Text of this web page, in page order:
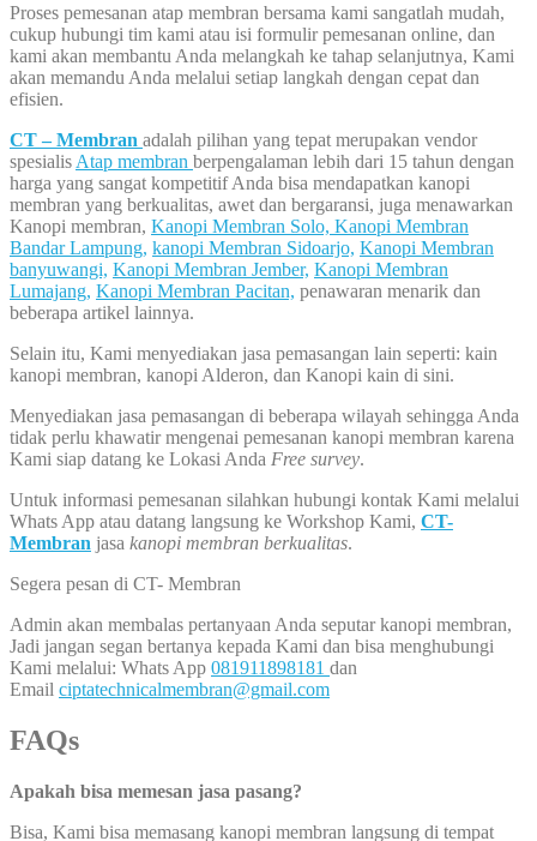
Proses pemesanan atap membran bersama kami sangatlah mudah,
cukup hubungi tim kami atau isi formulir pemesanan online, dan
kami akan membantu Anda melangkah ke tahap selanjutnya, Kami
akan memandu Anda melalui setiap langkah dengan cepat dan
efisien.
CT – Membran adalah pilihan yang tepat merupakan vendor
spesialis Atap membran berpengalaman lebih dari 15 tahun dengan
harga yang sangat kompetitif Anda bisa mendapatkan kanopi
membran yang berkualitas, awet dan bergaransi, juga menawarkan
Kanopi membran, Kanopi Membran Solo, Kanopi Membran
Bandar Lampung, kanopi Membran Sidoarjo, Kanopi Membran
banyuwangi, Kanopi Membran Jember, Kanopi Membran
Lumajang, Kanopi Membran Pacitan, penawaran menarik dan
beberapa artikel lainnya.
Selain itu, Kami menyediakan jasa pemasangan lain seperti: kain
kanopi membran, kanopi Alderon, dan Kanopi kain di sini.
Menyediakan jasa pemasangan di beberapa wilayah sehingga Anda
tidak perlu khawatir mengenai pemesanan kanopi membran karena
Kami siap datang ke Lokasi Anda Free survey.
Untuk informasi pemesanan silahkan hubungi kontak Kami melalui
Whats App atau datang langsung ke Workshop Kami, CT-
Membran jasa kanopi membran berkualitas.
Segera pesan di CT- Membran
Admin akan membalas pertanyaan Anda seputar kanopi membran,
Jadi jangan segan bertanya kepada Kami dan bisa menghubungi
Kami melalui: Whats App 081911898181 dan
Email ciptatechnicalmembran@gmail.com
FAQs
Apakah bisa memesan jasa pasang?
Bisa, Kami bisa memasang kanopi membran langsung di tempat